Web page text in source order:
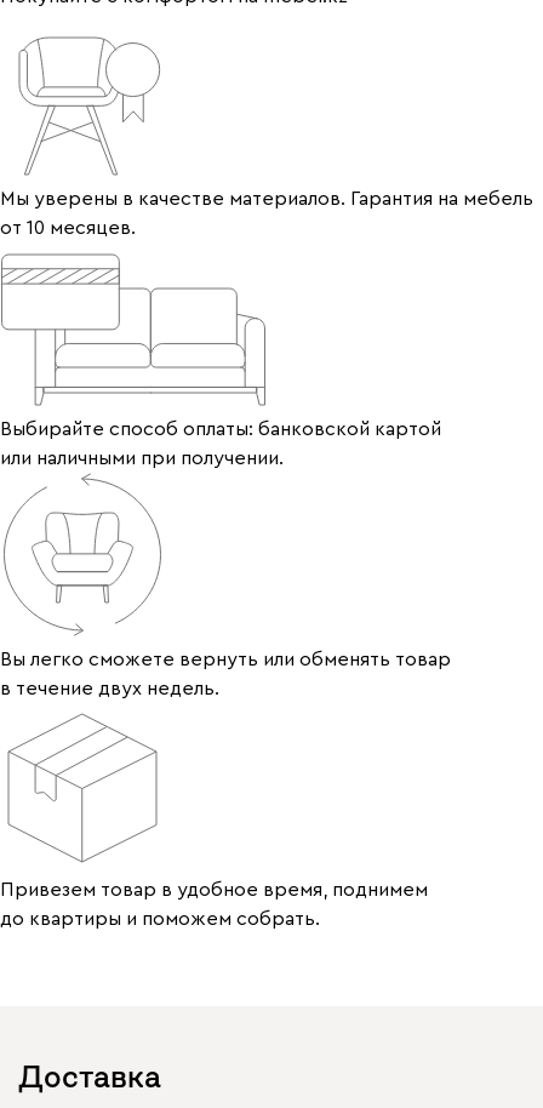
Мы уверены в качестве материалов. Гарантия на мебель
от 10 месяцев.
Выбирайте способ оплаты: банковской картой
или наличными при получении.
Вы легко сможете вернуть или обменять товар
в течение двух недель.
Привезем товар в удобное время, поднимем
до квартиры и поможем собрать.
Доставка